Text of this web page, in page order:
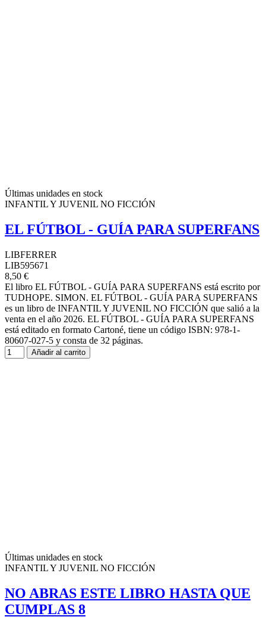
Últimas unidades en stock
INFANTIL Y JUVENIL NO FICCIÓN
EL FÚTBOL - GUÍA PARA SUPERFANS
LIBFERRER
LIB595671
8,50 €
El libro EL FÚTBOL - GUÍA PARA SUPERFANS está escrito por
TUDHOPE. SIMON. EL FÚTBOL - GUÍA PARA SUPERFANS
es un libro de INFANTIL Y JUVENIL NO FICCIÓN que salió a la
venta en el año 2026. EL FÚTBOL - GUÍA PARA SUPERFANS
está editado en formato Cartoné, tiene un código ISBN: 978-1-
80607-027-5 y consta de 32 páginas.
Añadir al carrito
Últimas unidades en stock
INFANTIL Y JUVENIL NO FICCIÓN
NO ABRAS ESTE LIBRO HASTA QUE
CUMPLAS 8